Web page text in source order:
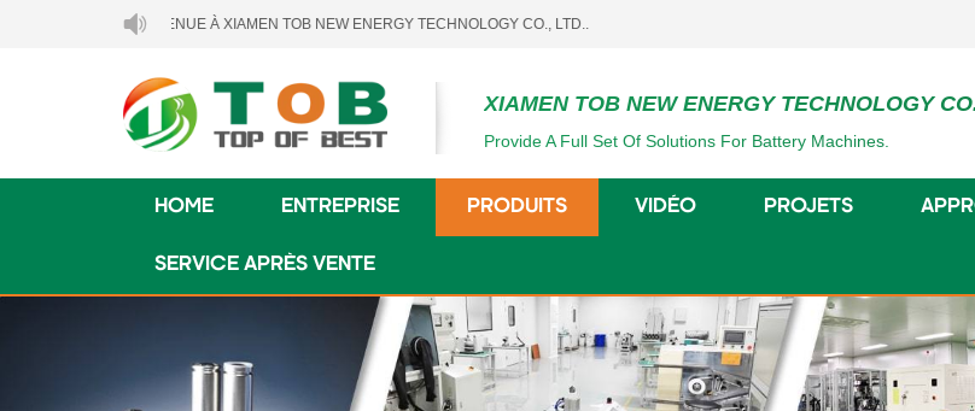
BIENVENUE À XIAMEN TOB NEW ENERGY TECHNOLOGY CO., LTD..
XIAMEN TOB NEW ENERGY TECHNOLOGY
Provide A Full Set Of Solutions For Battery Machines.
HOME ENTREPRISE PRODUITS VIDÉO PROJETS
SERVICE APRÈS VENTE